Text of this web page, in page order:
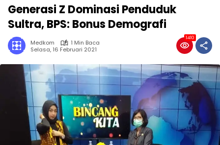
Generasi Z Dominasi Penduduk
Sultra, BPS: Bonus Demografi
Medkom
1 Min Baca
Selasa, 16 Februari 2021
1410